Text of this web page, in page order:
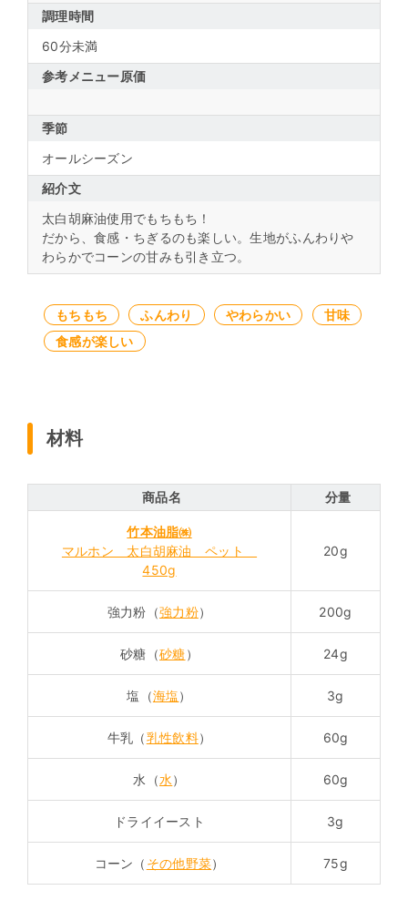
調理時間
60分未満
参考メニュー原価
季節
オールシーズン
紹介文
太白胡麻油使用でもちもち！
だから、食感・ちぎるのも楽しい。生地がふんわりや
わらかでコーンの甘みも引き立つ。
もちもち ふんわり やわらかい
甘味
食感が楽しい
材料
商品名 分量
竹本油脂㈱
マルホン 太白胡麻油 ペット
450g
20g
強力粉（強力粉） 200g
砂糖（砂糖） 24g
塩（海塩） 3g
牛乳（乳性飲料） 60g
水（水） 60g
ドライイースト 3g
コーン（ その他野菜） 75g